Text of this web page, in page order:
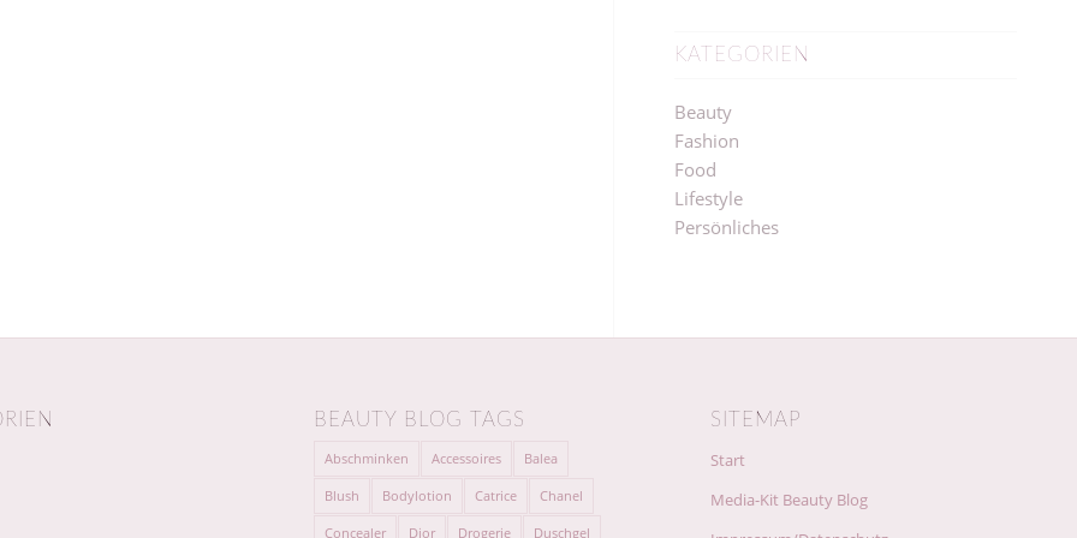
KATEGORIEN
Beauty
Fashion
Food
Lifestyle
Persönliches
BEAUTY BLOG TAGS
Abschminken Accessoires Balea
Blush Bodylotion Catrice Chanel
Concealer Dior Drogerie Duschgel
SITEMAP
Start
Media-Kit Beauty Blog